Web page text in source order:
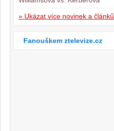
» Ukázat více novinek a článků
Fanouškem ztelevize.cz